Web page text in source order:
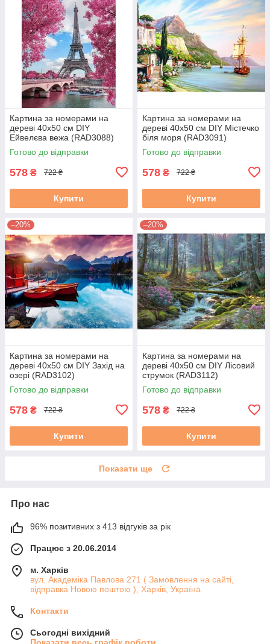
Картина за номерами на
дереві 40х50 см DIY
Ейвелєва вежа (RAD3088)
Готово до відправки
578 ₴ 722 ₴
Купити
Картина за номерами на
дереві 40х50 см DIY Містечко
біля моря (RAD3091)
Готово до відправки
578 ₴ 722 ₴
Купити
–20%
Картина за номерами на
дереві 40х50 см DIY Захід на
озері (RAD3102)
Готово до відправки
578 ₴ 722 ₴
Купити
–20%
Картина за номерами на
дереві 40х50 см DIY Лісовий
струмок (RAD3112)
Готово до відправки
578 ₴ 722 ₴
Купити
Показати ще
Про нас
96% позитивних з 413 відгуків за рік
Працює з 20.06.2014
м. Харків
вул. Академіка Павлова 271 ( Замовлення на сайті,
відправка Новою поштою ), Харків, Україна
Контакти
Сьогодні вихідний
Показати весь графік роботи